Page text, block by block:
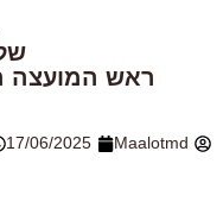
ראש המועצה
Maalotmd
17/06/2025